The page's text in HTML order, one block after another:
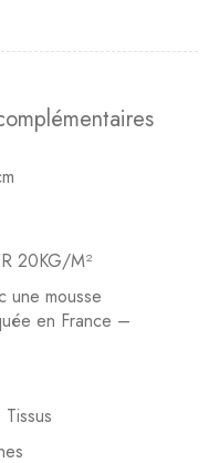
20KG/M²
une mousse
en France –